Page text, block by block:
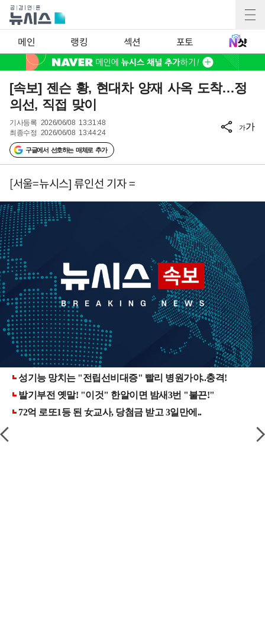
메인 랭킹 섹션 포토
[속보] 젠슨 황, 현대차 양재 사옥 도착…정
의선, 직접 맞이
기사등록 2026/06/08 13:31:48
최종수정 2026/06/08 13:44:24
구글에서 선호하는 매체로 추가
가가
[서울=뉴시스] 류인선 기자 =